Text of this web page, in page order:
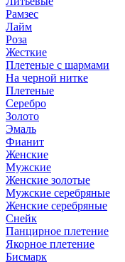
Рамзес
Лайм
Роза
Жесткие
Плетеные с шармами
На черной нитке
Плетеные
Серебро
Золото
Эмаль
Фианит
Женские
Мужские
Женские золотые
Мужские серебряные
Женские серебряные
Снейк
Панцирное плетение
Якорное плетение
Бисмарк